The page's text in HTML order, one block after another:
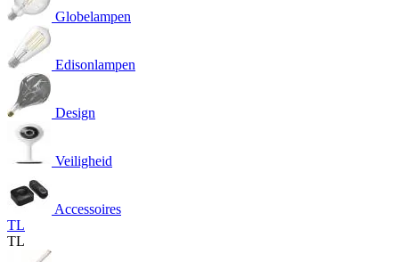
Globelampen
Edisonlampen
Design
Veiligheid
Accessoires
TL
TL